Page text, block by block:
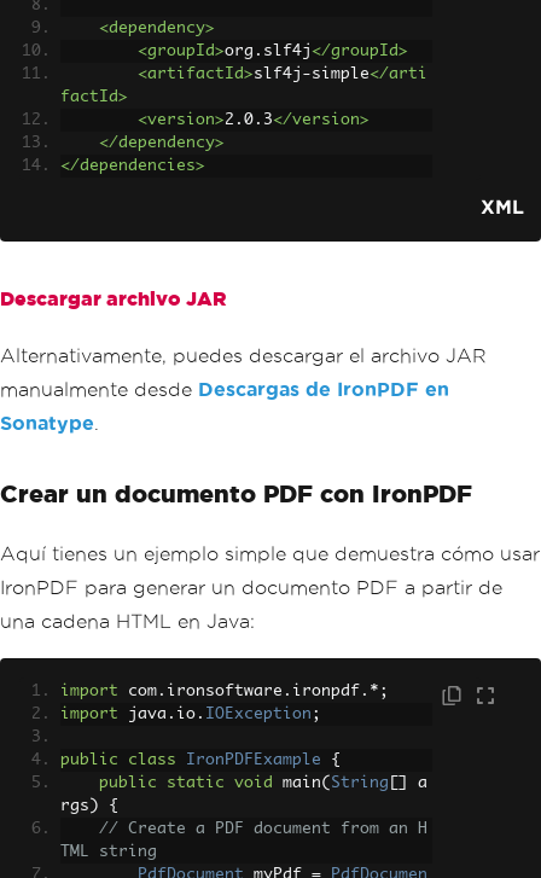
<dependency>
<groupId>org.slf4j</groupId>
<artifactId>slf4j-simple</arti
factId>
<version>2.0.3</version>
</dependency>
</dependencies>
XML
Descargar archivo JAR
Alternativamente, puedes descargar el archivo JAR
manualmente desde Descargas de IronPDF en
Sonatype
Crear un documento PDF con IronPDF
Aquí tienes un ejemplo simple que demuestra cómo usar
IronPDF para generar un documento PDF a partir de
una cadena HTML en Java:
import com . ironsoftware . ironpdf .*;
import java . io . IOException ;
public class IronPDFExample
{
public
static void main( String
a
rgs )
{
// Create a PDF document from an H
TML string